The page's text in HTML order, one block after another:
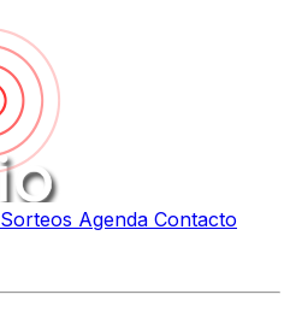
Sorteos Agenda Contacto